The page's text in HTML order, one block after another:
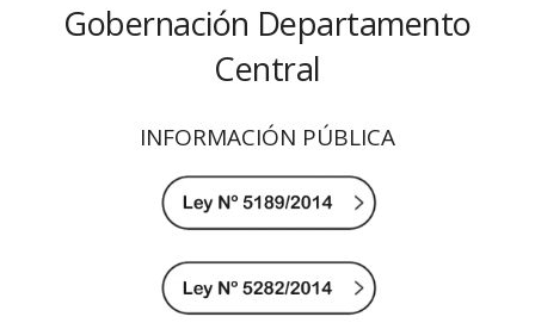
Gobernación Departamento
Central
INFORMACIÓN PÚBLICA